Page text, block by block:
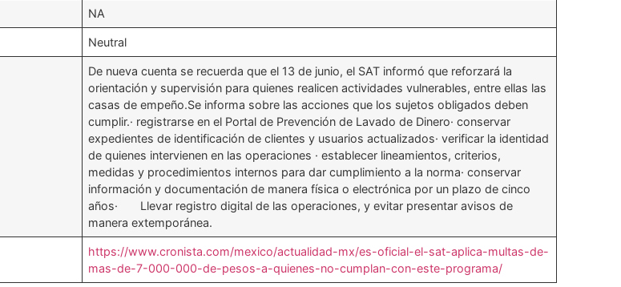
NA
Neutral
De nueva cuenta se recuerda que el 13 de junio, el SAT informó que reforzará la
orientación y supervisión para quienes realicen actividades vulnerables, entre ellas las
casas de empeño.Se informa sobre las acciones que los sujetos obligados deben
cumplir.· registrarse en el Portal de Prevención de Lavado de Dinero· conservar
expedientes de identificación de clientes y usuarios actualizados· verificar la identidad
de quienes intervienen en las operaciones · establecer lineamientos, criterios,
medidas y procedimientos internos para dar cumplimiento a la norma· conservar
información y documentación de manera física o electrónica por un plazo de cinco
años· Llevar registro digital de las operaciones, y evitar presentar avisos de
manera extemporánea.
https://www.cronista.com/mexico/actualidad-mx/es-oficial-el-sat-aplica-multas-de-
mas-de-7-000-000-de-pesos-a-quienes-no-cumplan-con-este-programa/